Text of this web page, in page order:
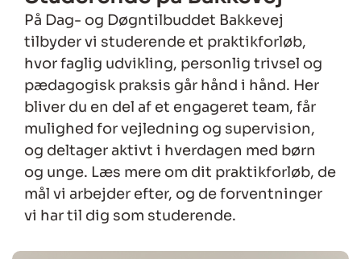
På Dag- og Døgntilbuddet Bakkevej
tilbyder vi studerende et praktikforløb,
hvor faglig udvikling, personlig trivsel og
pædagogisk praksis går hånd i hånd. Her
bliver du en del af et engageret team, får
mulighed for vejledning og supervision,
og deltager aktivt i hverdagen med børn
og unge. Læs mere om dit praktikforløb, de
mål vi arbejder efter, og de forventninger
vi har til dig som studerende.